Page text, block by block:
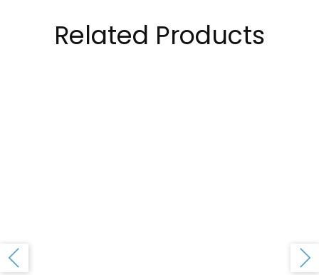
Related Products